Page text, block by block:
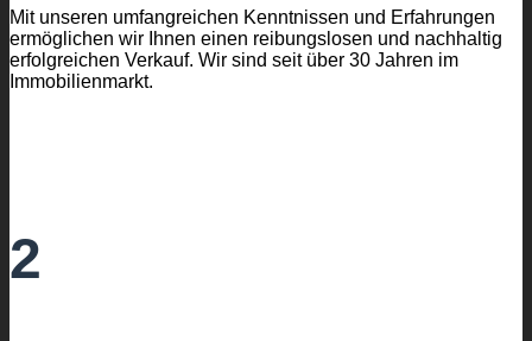
Mit unseren umfangreichen Kenntnissen und Erfahrungen
ermöglichen wir Ihnen einen reibungslosen und nachhaltig
erfolgreichen Verkauf. Wir sind seit über 30 Jahren im
Immobilienmarkt.
2